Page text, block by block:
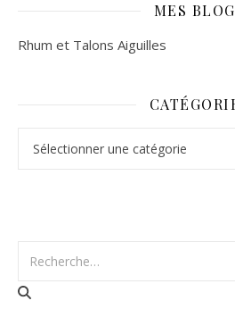
MES
Rhum et Talons Aiguilles